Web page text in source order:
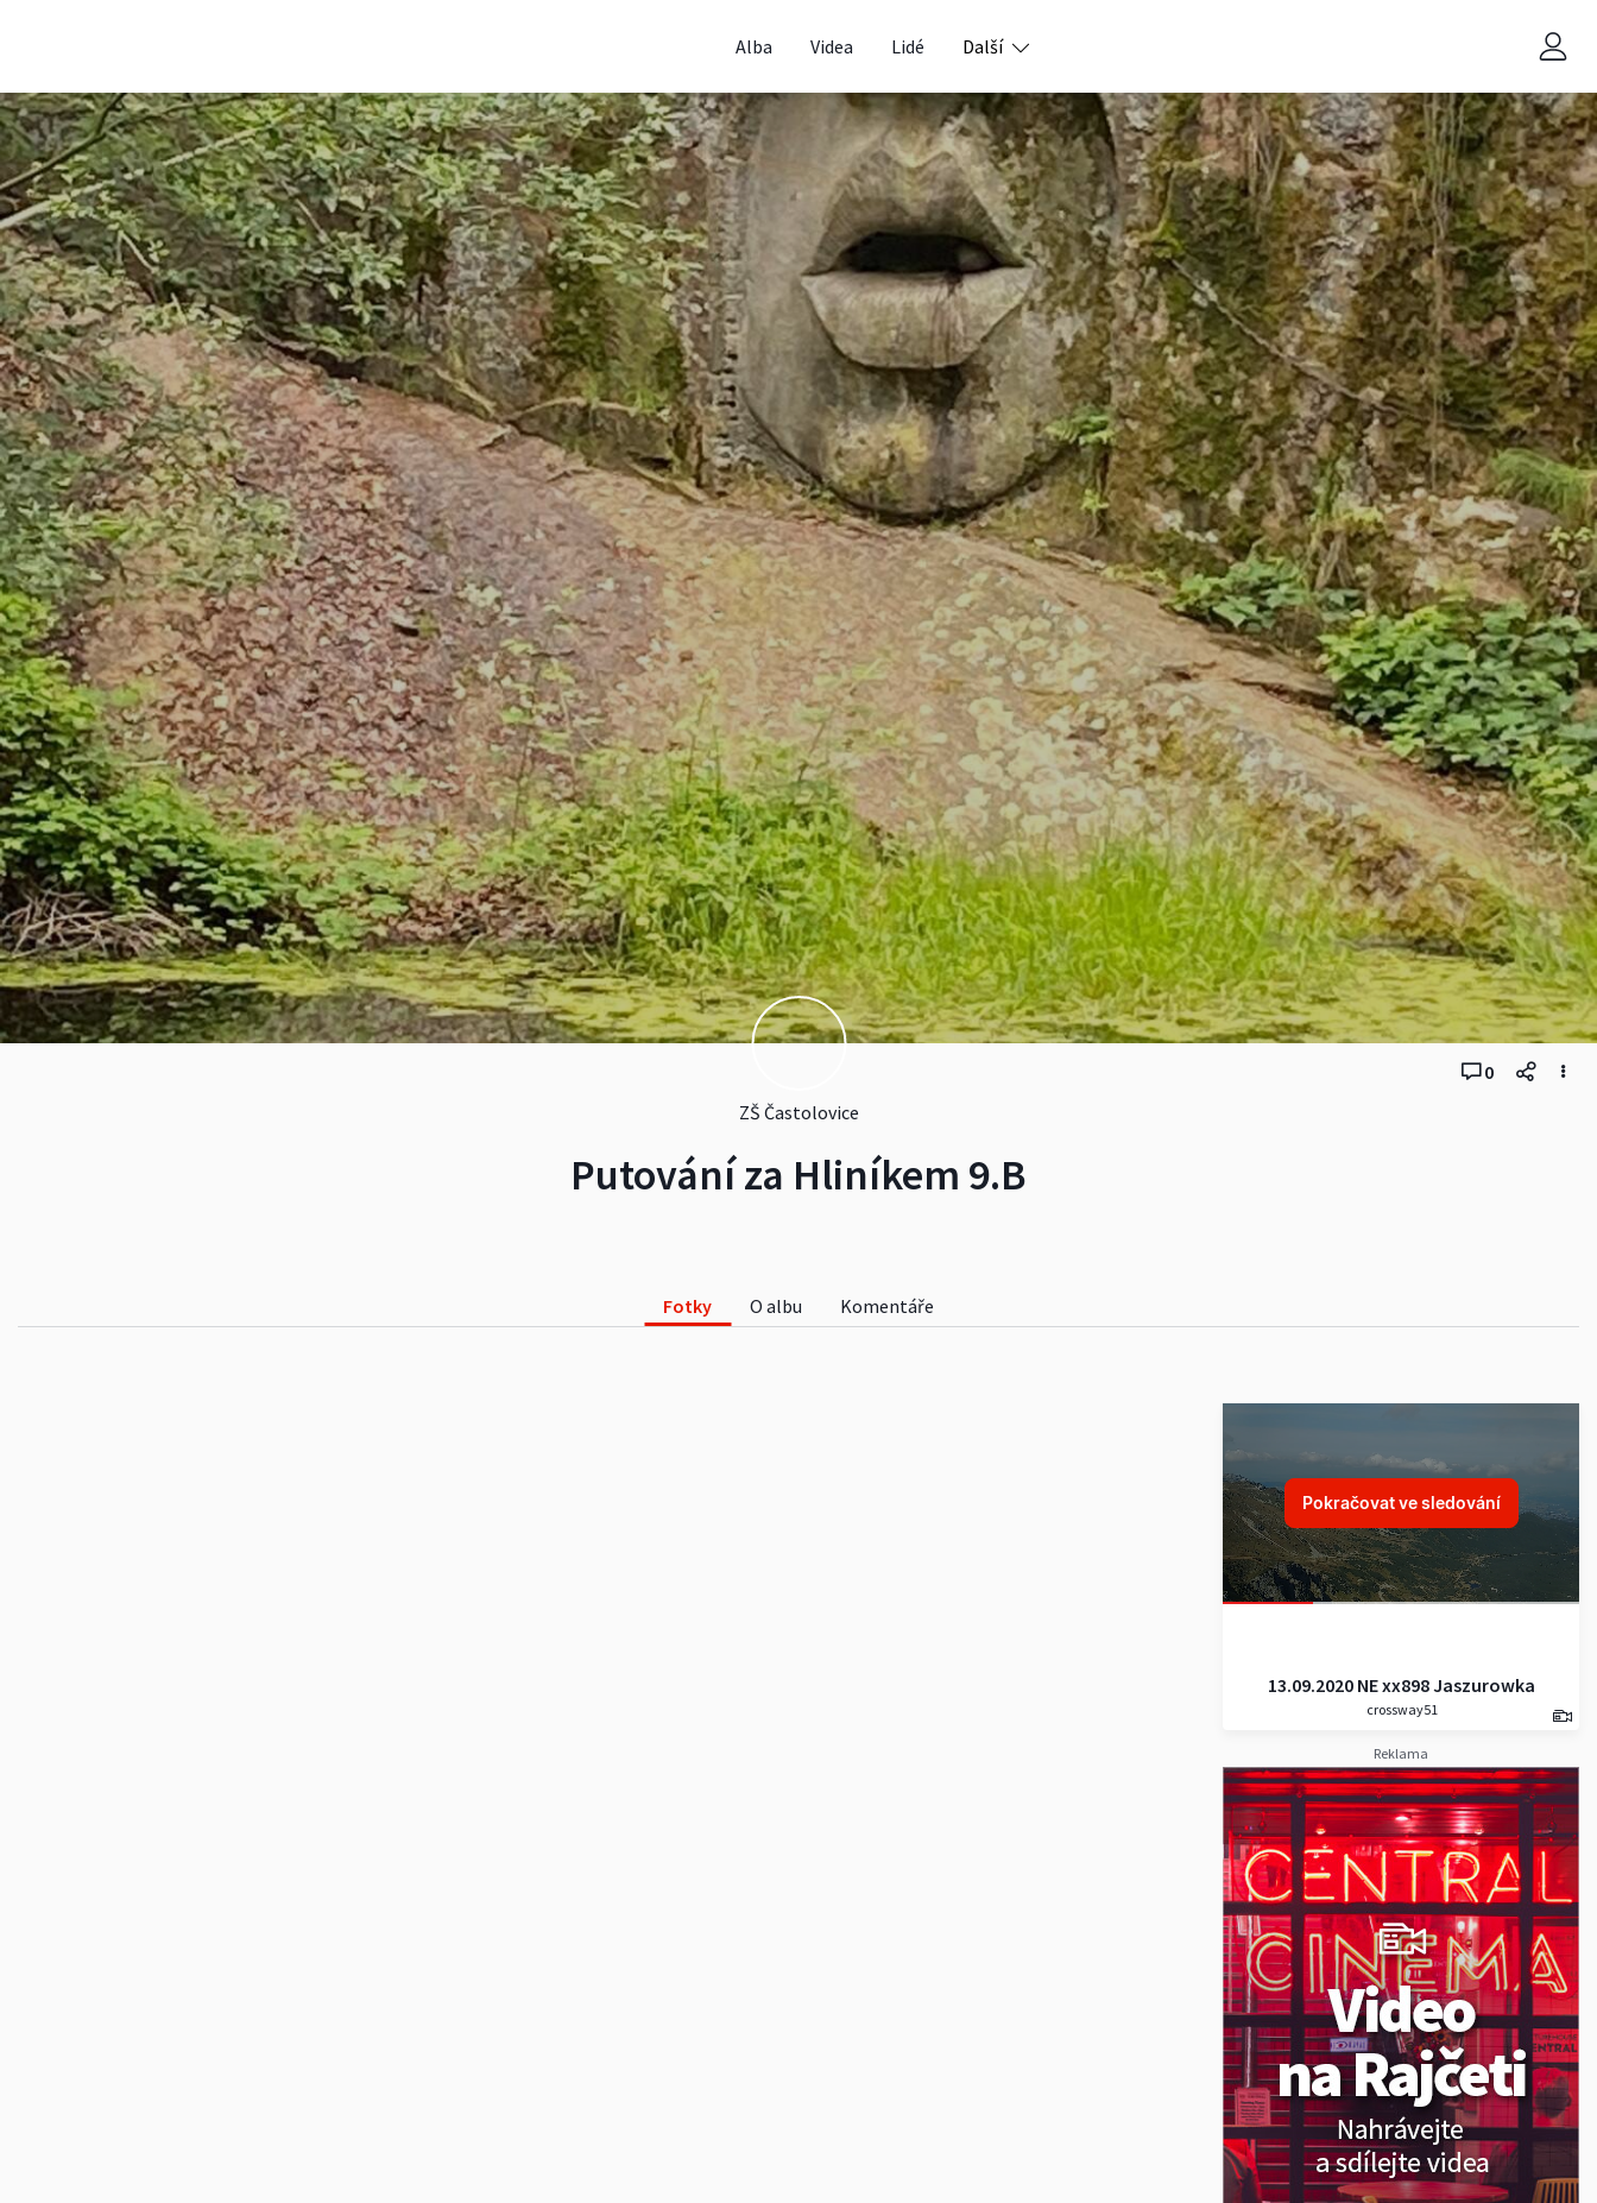
Alba Videa Lidé Další
ZŠ Častolovice
Putování za Hliníkem 9.B
0
Fotky O albu Komentáře
Pokračovat ve sledování
13.09.2020 NE xx898 Jaszurowka
_ Kasprov Vrch _ Beskyd _
Sedlo _ Svinica _ Zadni Koscielec
_ Čierný Staw _ Murovianec _
Jaszcurowka
crossway51
Reklama